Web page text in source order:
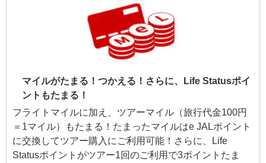
マイルがたまる！つかえる！さらに、Life Statusポイ
ントもたまる！
フライトマイルに加え、ツアーマイル（旅行代金100円
＝1マイル）もたまる！たまったマイルはe JALポイント
に交換してツアー購入にご利用可能！さらに、Life
Statusポイントがツアー1回のご利用で3ポイントたま